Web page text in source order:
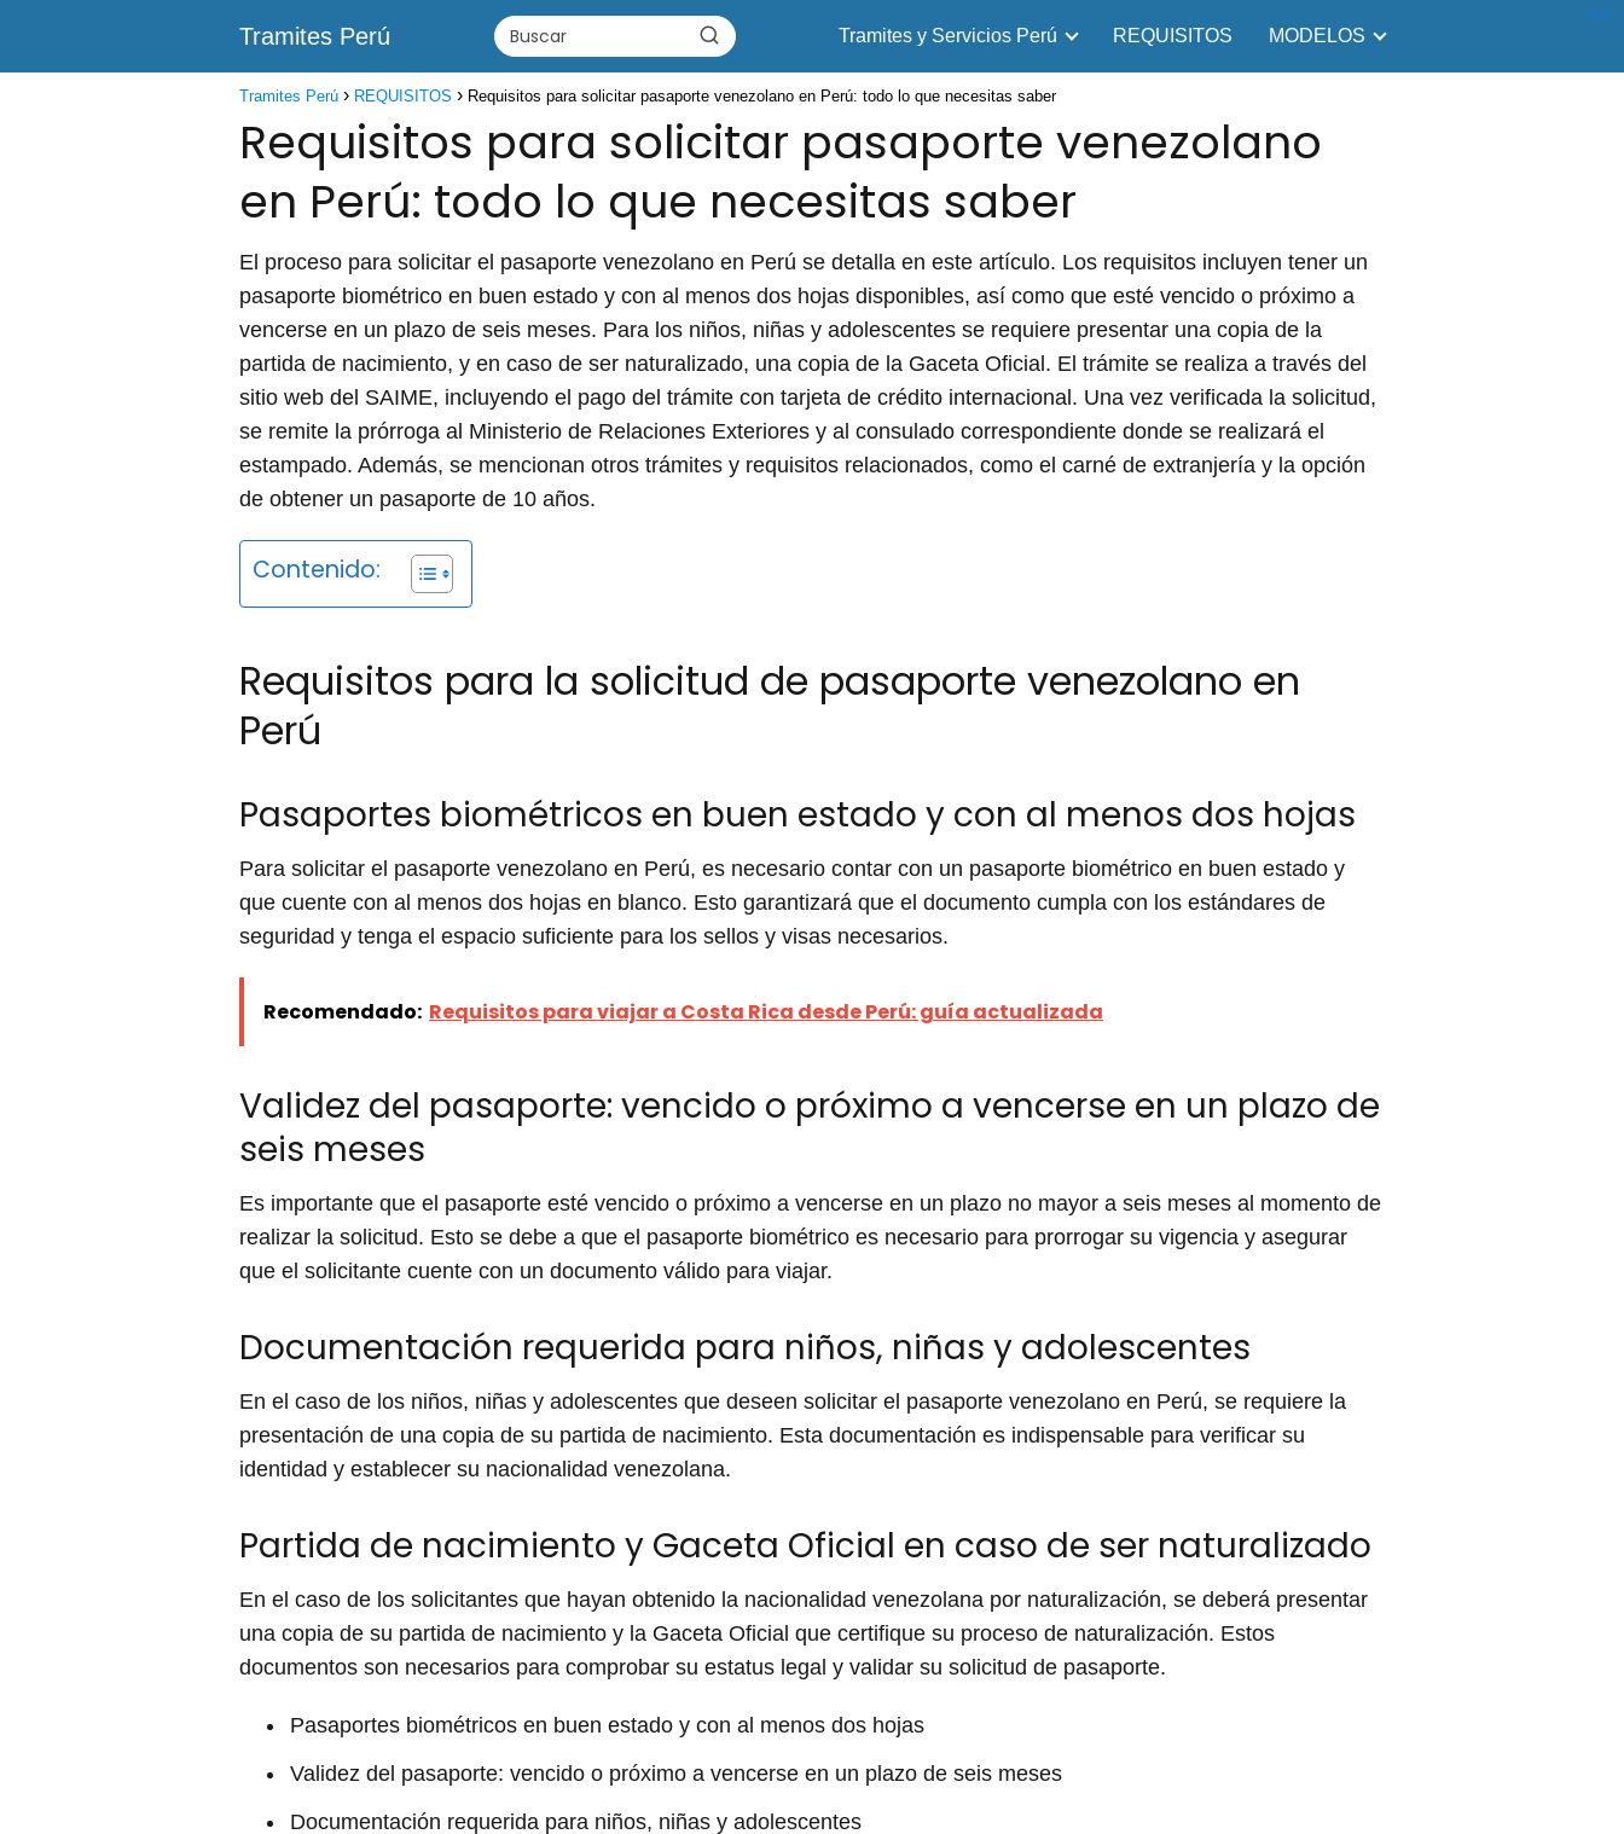
0%
Tramites Perú Tramites y Servicios Perú REQUISITOS MODELOS
Tramites Perú REQUISITOS Requisitos para solicitar pasaporte venezolano en Perú: todo lo que necesitas saber
Requisitos para solicitar pasaporte venezolano
en Perú: todo lo que necesitas saber
El proceso para solicitar el pasaporte venezolano en Perú se detalla en este artículo. Los requisitos incluyen tener un
pasaporte biométrico en buen estado y con al menos dos hojas disponibles, así como que esté vencido o próximo a
vencerse en un plazo de seis meses. Para los niños, niñas y adolescentes se requiere presentar una copia de la
partida de nacimiento, y en caso de ser naturalizado, una copia de la Gaceta Oficial. El trámite se realiza a través del
sitio web del SAIME, incluyendo el pago del trámite con tarjeta de crédito internacional. Una vez verificada la solicitud,
se remite la prórroga al Ministerio de Relaciones Exteriores y al consulado correspondiente donde se realizará el
estampado. Además, se mencionan otros trámites y requisitos relacionados, como el carné de extranjería y la opción
de obtener un pasaporte de 10 años.
Contenido:
Requisitos para la solicitud de pasaporte venezolano en
Perú
Pasaportes biométricos en buen estado y con al menos dos hojas
Para solicitar el pasaporte venezolano en Perú, es necesario contar con un pasaporte biométrico en buen estado y
que cuente con al menos dos hojas en blanco. Esto garantizará que el documento cumpla con los estándares de
seguridad y tenga el espacio suficiente para los sellos y visas necesarios.
Recomendado: Requisitos para viajar a Costa Rica desde Perú: guía actualizada
Validez del pasaporte: vencido o próximo a vencerse en un plazo de
seis meses
Es importante que el pasaporte esté vencido o próximo a vencerse en un plazo no mayor a seis meses al momento de
realizar la solicitud. Esto se debe a que el pasaporte biométrico es necesario para prorrogar su vigencia y asegurar
que el solicitante cuente con un documento válido para viajar.
Documentación requerida para niños, niñas y adolescentes
En el caso de los niños, niñas y adolescentes que deseen solicitar el pasaporte venezolano en Perú, se requiere la
presentación de una copia de su partida de nacimiento. Esta documentación es indispensable para verificar su
identidad y establecer su nacionalidad venezolana.
Partida de nacimiento y Gaceta Oficial en caso de ser naturalizado
En el caso de los solicitantes que hayan obtenido la nacionalidad venezolana por naturalización, se deberá presentar
una copia de su partida de nacimiento y la Gaceta Oficial que certifique su proceso de naturalización. Estos
documentos son necesarios para comprobar su estatus legal y validar su solicitud de pasaporte.
Pasaportes biométricos en buen estado y con al menos dos hojas
Validez del pasaporte: vencido o próximo a vencerse en un plazo de seis meses
Documentación requerida para niños, niñas y adolescentes